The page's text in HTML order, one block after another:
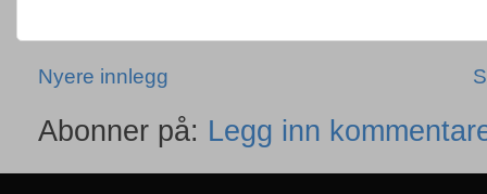
Nyere innlegg
Abonner på: Legg inn